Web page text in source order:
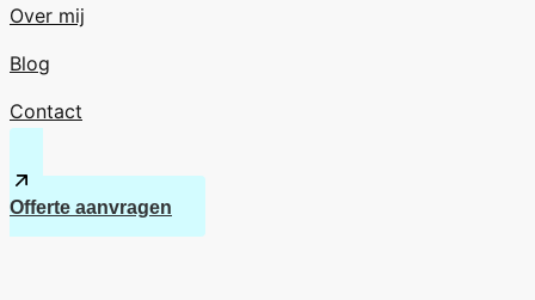
Over mij
Blog
Contact
Offerte aanvragen